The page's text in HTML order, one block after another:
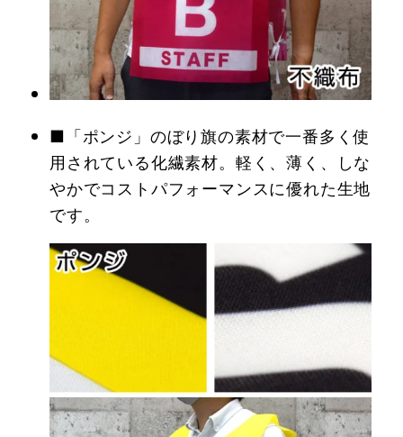
■「ポンジ」のぼり旗の素材で一番多く使
用されている化繊素材。軽く、薄く、しな
やかでコストパフォーマンスに優れた生地
です。